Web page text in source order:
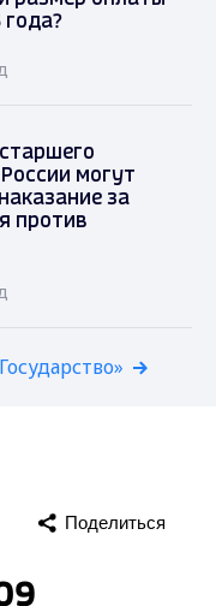
года?
могут
за
против
Поделиться